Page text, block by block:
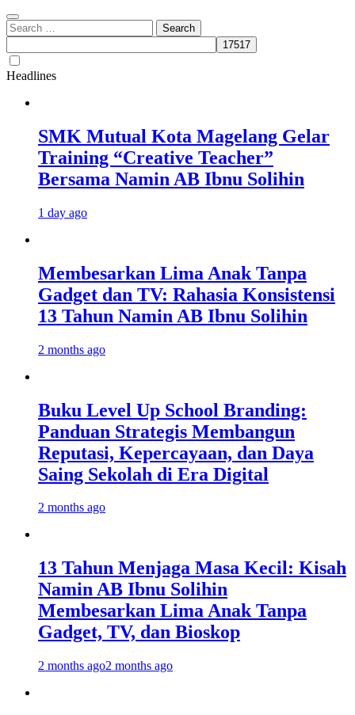
Search
for:
Headlines
SMK Mutual Kota Magelang Gelar
Training “Creative Teacher”
Bersama Namin AB Ibnu Solihin
1 day ago
Membesarkan Lima Anak Tanpa
Gadget dan TV: Rahasia Konsistensi
13 Tahun Namin AB Ibnu Solihin
2 months ago
Buku Level Up School Branding:
Panduan Strategis Membangun
Reputasi, Kepercayaan, dan Daya
Saing Sekolah di Era Digital
2 months ago
13 Tahun Menjaga Masa Kecil: Kisah
Namin AB Ibnu Solihin
Membesarkan Lima Anak Tanpa
Gadget, TV, dan Bioskop
2 months ago2 months ago